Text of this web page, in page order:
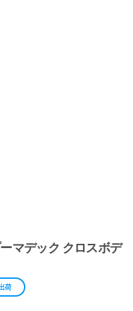
マデック クロスボデ
荷